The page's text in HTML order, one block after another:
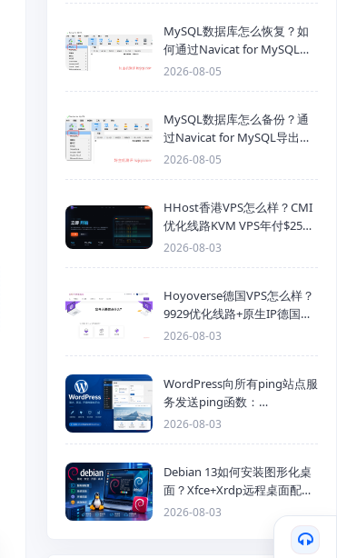
MySQL数据库怎么恢复？如
何通过Navicat for MySQL导
入SQL备份文件
2026-08-05
MySQL数据库怎么备份？通
过Navicat for MySQL导出
Mysql数据库为SQL格式备份
2026-08-05
HHost香港VPS怎么样？CMI
优化线路KVM VPS年付$25
起，4GB内存优惠套餐
2026-08-03
Hoyoverse德国VPS怎么样？
9929优化线路+原生IP德国
KVM VPS推荐
2026-08-03
WordPress向所有ping站点服
务发送ping函数：
generic_ping
2026-08-03
Debian 13如何安装图形化桌
面？Xfce+Xrdp远程桌面配置
教程
2026-08-03